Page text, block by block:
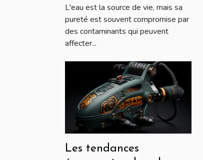
pure
L'eau est la source de vie, mais sa
pureté est souvent compromise par
des contaminants qui peuvent
affecter...
Les tendances